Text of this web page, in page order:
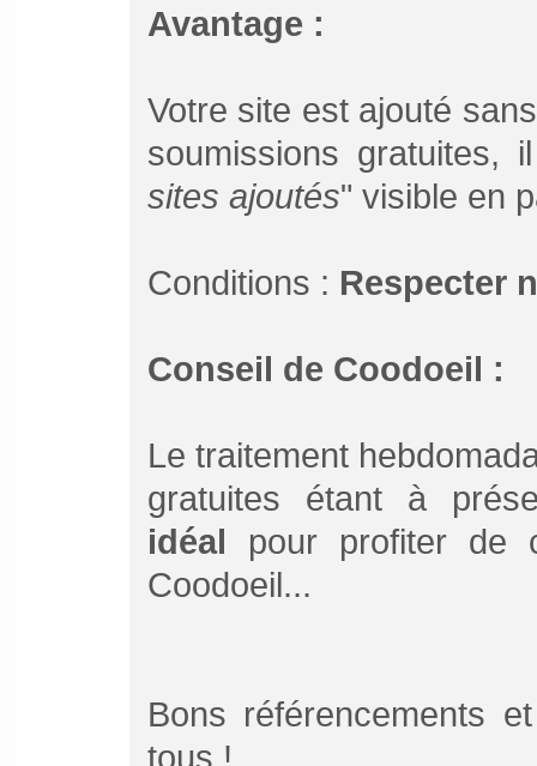
Avantage :
Votre site est ajouté
soumissions
sites ajoutés" visible en
Conditions : Respecter
Conseil de Coodoeil :
Le traitement
gratuites étant à
idéal pour profiter de
Coodoeil...
Bons référencements
tous !